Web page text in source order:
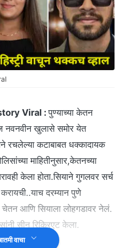
Viral :पुण्याच्या केतन
नवनवीन खुलासे समोर येत
रचलेल्या कटाबाबत धक्कादायक
माहितीनुसार,केतनच्या
केला होता.सियाने गुगलवर सर्च
दरम्यान पुणे
चेतन आणि सियाला लोहगडावर नेलं.
सीन रिक्रिएट केला.
वाचा